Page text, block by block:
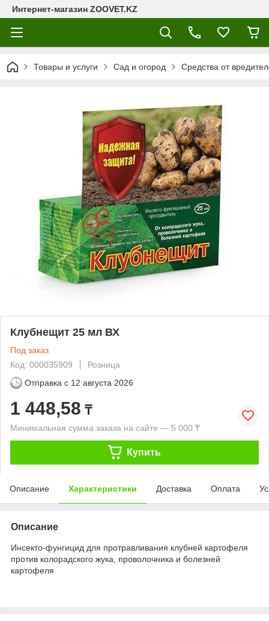
Интернет-магазин ZOOVET.KZ
Товары и услуги Сад и огород Средства от
Клубнещит 25 мл ВХ
Под заказ
Код: 000035909
Розница
Отправка с 12 августа 2026
1 448,58 ₸
Минимальная сумма заказа на сайте — 5 000 ₸
Купить
Описание Характеристики Доставка Оплата
Описание
Инсекто-фунгицид для протравливания клубней картофеля
против колорадского жука, проволочника и болезней
картофеля